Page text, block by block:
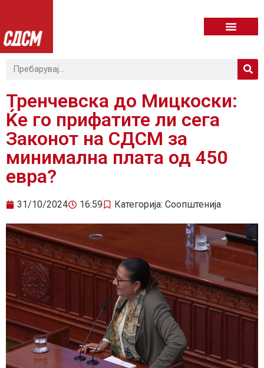
Тренчевска до Мицкоски:
Ќе го прифатите ли сега
Законот на СДСМ за
минимална плата од 450
евра?
31/10/2024 16:59 Категорија: Соопштенија